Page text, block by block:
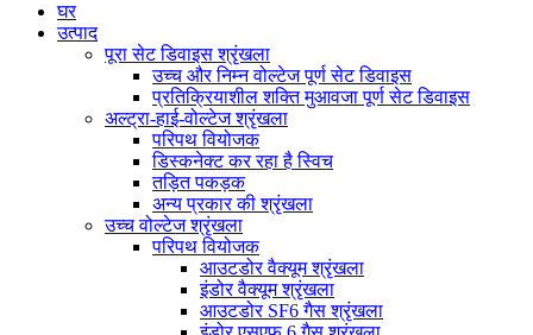
घर
उत्पाद
पूरा सेट डिवाइस श्रृंखला
उच्च और निम्न वोल्टेज पूर्ण सेट डिवाइस
प्रतिक्रियाशील शक्ति मुआवजा पूर्ण सेट डिवाइस
अल्ट्रा-हाई-वोल्टेज श्रृंखला
परिपथ वियोजक
डिस्कनेक्ट कर रहा है स्विच
तड़ित पकड़क
अन्य प्रकार की श्रृंखला
उच्च वोल्टेज श्रृंखला
परिपथ वियोजक
आउटडोर वैक्यूम श्रृंखला
इंडोर वैक्यूम श्रृंखला
आउटडोर SF6 गैस श्रृंखला